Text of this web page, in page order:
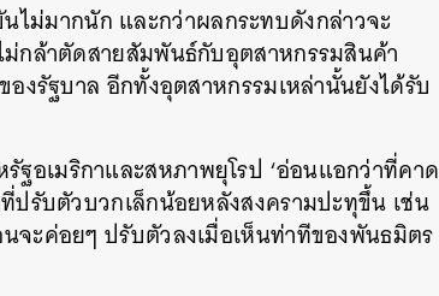
ไม่มากนัก และกว่าผลกระทบดังกล่าวจะ
กล้าตัดสายสัมพันธ์กับอุตสาหกรรมสินค้า
งรัฐบาล อีกทั้งอุตสาหกรรมเหล่านั้นยังได้รับ
ฐอเมริกาและสหภาพยุโรป ‘อ่อนแอกว่าที่คาด
ปรับตัวบวกเล็กน้อยหลังสงครามปะทุขึ้น เช่น
ะค่อยๆ ปรับตัวลงเมื่อเห็นท่าทีของพันธมิตร